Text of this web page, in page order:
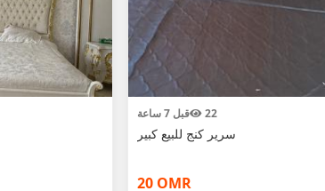
قبل 7 ساعة 22
سرير كنج للبيع كبير
20 OMR